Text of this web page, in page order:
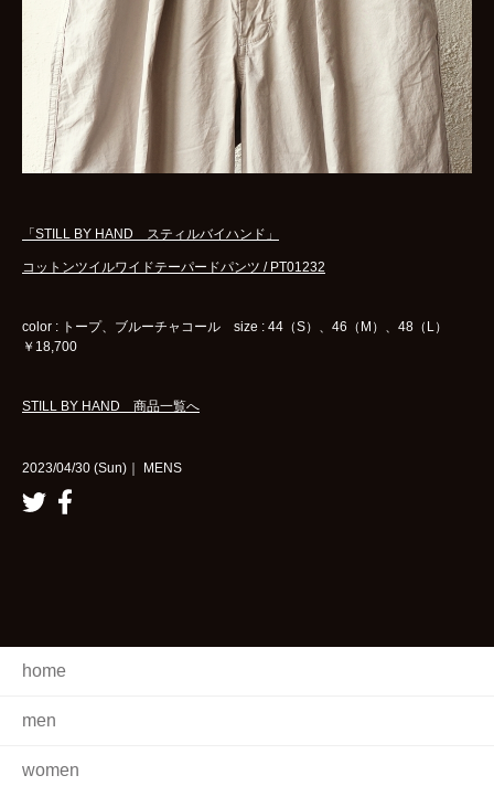
「STILL BY HAND スティルバイハンド」
コットンツイルワイドテーパードパンツ / PT01232
color : トープ、ブルーチャコール size : 44（S）、46（M）、48（L）
￥18,700
STILL BY HAND 商品一覧へ
2023/04/30 (Sun)｜ MENS
home
men
women